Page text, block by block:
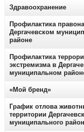
Здравоохранение
Профилактика
Дергачевском
районе
Профилактика
экстремизма в
муниципальном
«Мой бренд»
График отлова
территории
муниципального